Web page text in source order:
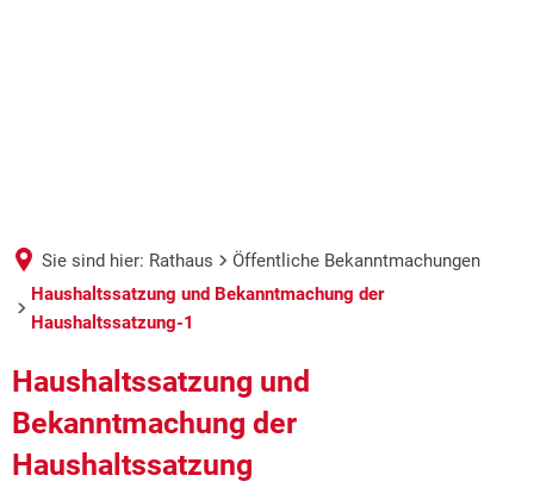
Sie sind hier: Rathaus
Öffentliche Bekanntmachungen
Haushaltssatzung und Bekanntmachung der
Haushaltssatzung-1
Haushaltssatzung und
Bekanntmachung der
Haushaltssatzung